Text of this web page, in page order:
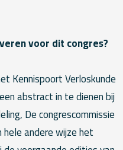
voor dit congres?
Kennispoort Verloskunde
abstract in te dienen bij
De congrescommissie
andere wijze het